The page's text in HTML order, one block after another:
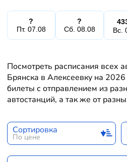
?
Пт. 07.08
?
Сб. 08.08
Вс.
Посмотреть расписания всех
Брянска в Алексеевку на
билеты с отправлением из
автостанций, а так же от
Сортировка
По цене